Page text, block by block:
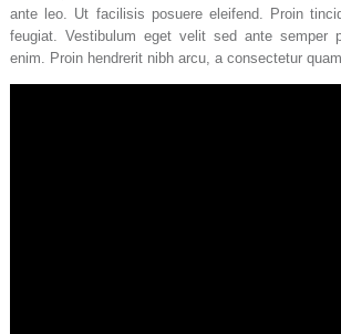
ante leo. Ut facilisis posuere eleifend. Proin
feugiat. Vestibulum eget velit sed ante semper
enim. Proin hendrerit nibh arcu, a consectetur